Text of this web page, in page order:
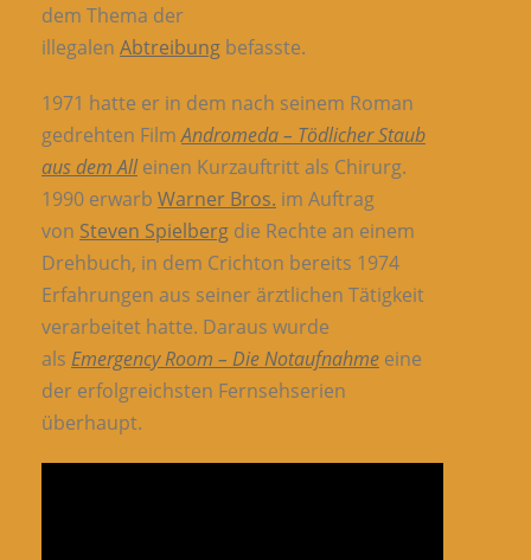
dem Thema der
illegalen Abtreibung befasste.
1971 hatte er in dem nach seinem Roman
gedrehten FilmAndromeda – Tödlicher Staub
aus dem Alleinen Kurzauftritt als Chirurg.
1990 erwarb Warner Bros. im Auftrag
von Steven Spielberg die Rechte an einem
Drehbuch, in dem Crichton bereits 1974
Erfahrungen aus seiner ärztlichen Tätigkeit
verarbeitet hatte. Daraus wurde
als Emergency Room – Die Notaufnahme eine
der erfolgreichsten Fernsehserien
überhaupt.